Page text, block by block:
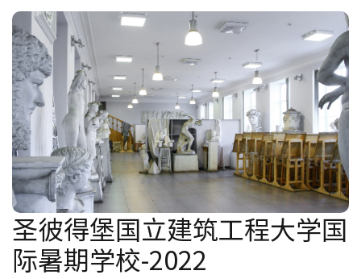
圣彼得堡国立建筑工程大学国
际暑期学校-2022